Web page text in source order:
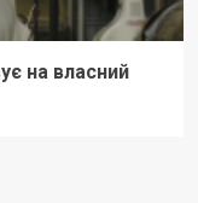
на власний